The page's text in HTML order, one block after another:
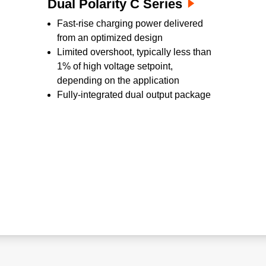
Dual Polarity C Series
Fast-rise charging power delivered
from an optimized design
Limited overshoot, typically less than
1% of high voltage setpoint,
depending on the application
Fully-integrated dual output package